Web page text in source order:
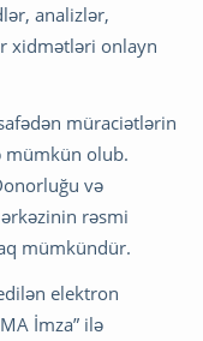
analizlər,
xidmətləri onlayn
müraciətlərin
mümkün olub.
və
rəsmi
mümkündür.
elektron
İmza” ilə